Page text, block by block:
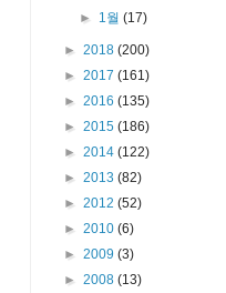
► 1월(17)
► 2018 (200)
► 2017 (161)
► 2016 (135)
► 2015 (186)
► 2014 (122)
► 2013 (82)
► 2012 (52)
► 2010 (6)
► 2009 (3)
► 2008 (13)